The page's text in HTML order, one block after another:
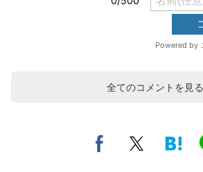
全てのコメントを見る